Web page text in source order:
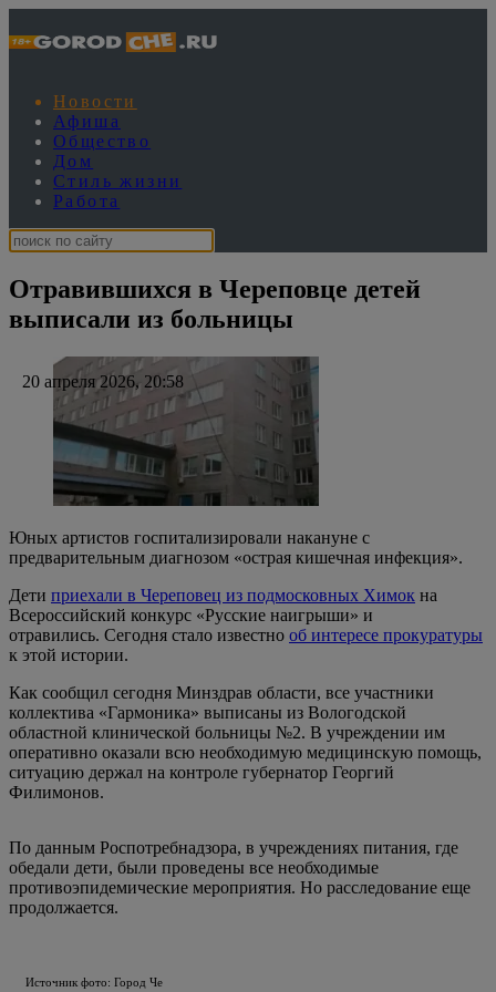
Новости
Афиша
Общество
Дом
Стиль жизни
Работа
Отравившихся в Череповце детей
выписали из больницы
20 апреля 2026, 20:58
Юных артистов госпитализировали накануне с
предварительным диагнозом «острая кишечная инфекция».
Дети приехали в Череповец из подмосковных Химок на
Всероссийский конкурс «Русские наигрыши» и
отравились. Сегодня стало известно об интересе прокуратуры
к этой истории.
Как сообщил сегодня Минздрав области, все участники
коллектива «Гармоника» выписаны из Вологодской
областной клинической больницы №2. В учреждении им
оперативно оказали всю необходимую медицинскую помощь,
ситуацию держал на контроле губернатор Георгий
Филимонов.
По данным Роспотребнадзора, в учреждениях питания, где
обедали дети, были проведены все необходимые
противоэпидемические мероприятия. Но расследование еще
продолжается.
Источник фото: Город Че